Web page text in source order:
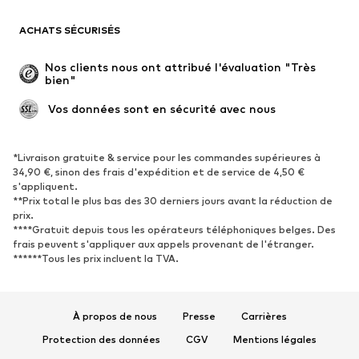
Occasions spéciales
Exclusif
Remise à neuf
CHAUSSURES
Nouveautés
Tendance
Baskets
Bottines
Escarpins et talons hauts
Bottes
Sandales
Chaussures basses
Chaussures de sport
Ballerines
ACHATS SÉCURISÉS
Nos clients nous ont attribué l'évaluation "Très
bien"
Vos données sont en sécurité avec nous
*Livraison gratuite & service pour les commandes supérieures à
34,90 €, sinon des frais d'expédition et de service de 4,50 €
s'appliquent.
**Prix total le plus bas des 30 derniers jours avant la réduction de
prix.
****Gratuit depuis tous les opérateurs téléphoniques belges. Des
frais peuvent s'appliquer aux appels provenant de l'étranger.
******Tous les prix incluent la TVA.
À propos de nous Presse
Carrières
Protection des données
CGV
Mentions légales